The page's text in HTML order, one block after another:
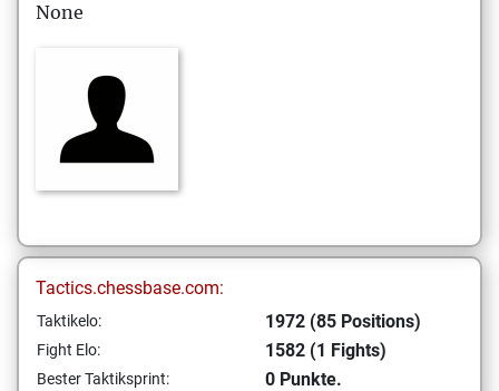
None
Tactics.chessbase.com:
Taktikelo: 1972 (85 Positions)
Fight Elo: 1582 (1 Fights)
Bester Taktiksprint: 0 Punkte.